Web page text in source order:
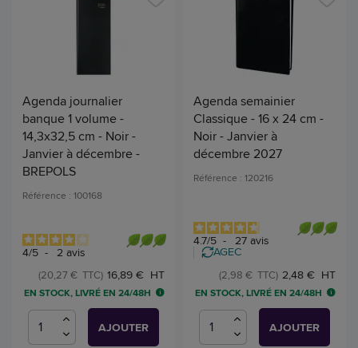
Agenda journalier
banque 1 volume -
14,3x32,5 cm - Noir -
Janvier à décembre -
BREPOLS
Référence : 100168
4/5 - 2 avis
16,89 € HT
(20,27 € TTC)
EN STOCK, LIVRÉ EN 24/48H
AJOUTER
Agenda semainier
Classique - 16 x 24 cm -
Noir - Janvier à
décembre 2027
Référence : 120216
4.7/5 - 27 avis
AGEC
2,48 € HT
(2,98 € TTC)
EN STOCK, LIVRÉ EN 24/48H
AJOUTER